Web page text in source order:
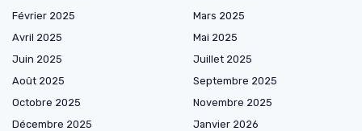
Février 2025
Mars 2025
Avril 2025
Mai 2025
Juin 2025
Juillet 2025
Août 2025
Septembre 2025
Octobre 2025
Novembre 2025
Décembre 2025
Janvier 2026